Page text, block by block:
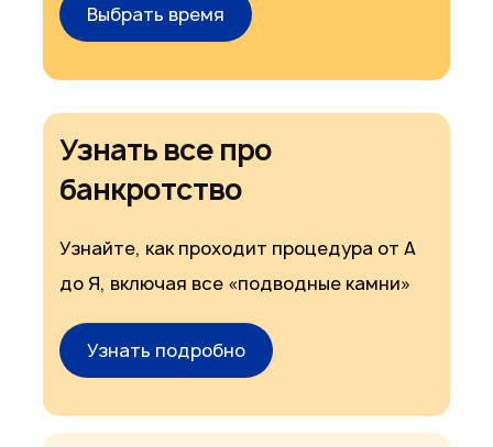
Выбрать время
Узнать все про
банкротство
Узнайте, как проходит процедура от А
до Я, включая все «подводные камни»
Узнать подробно